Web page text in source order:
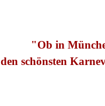
"Ob in
den schönsten